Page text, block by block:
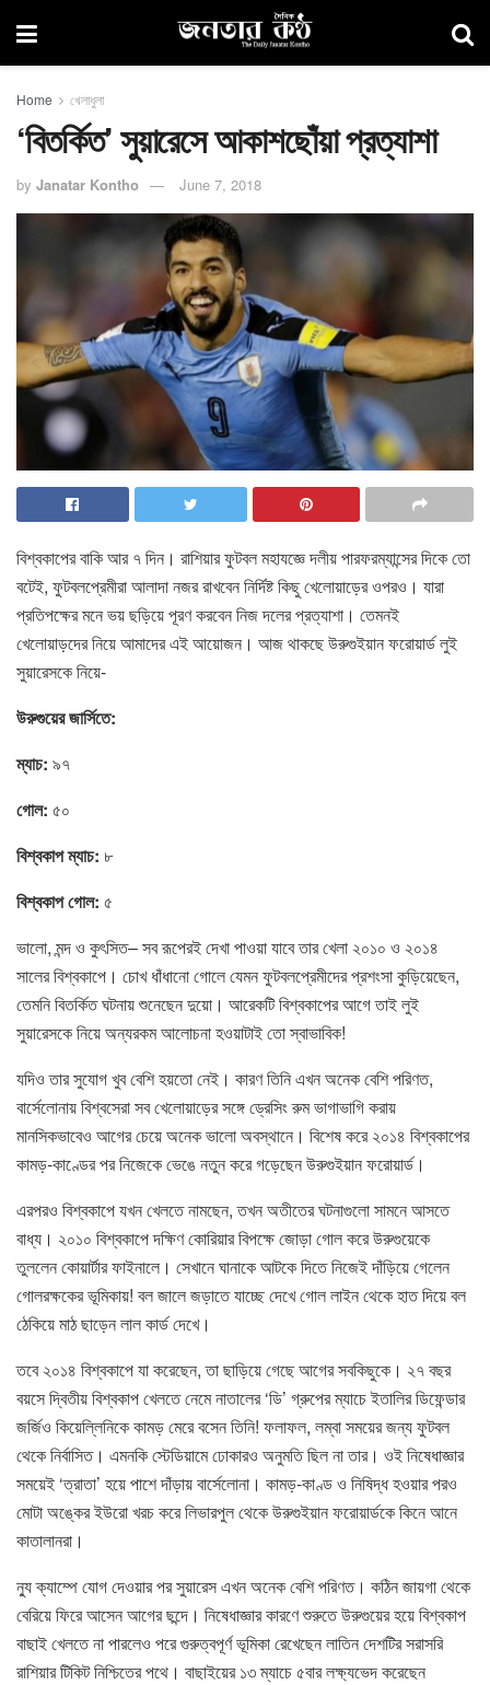
Home খেলাধুলা
‘বিতর্কিত’ সুয়ারেসে আকাশছোঁয়া প্রত্যাশা
by Janatar Kontho June 7, 2018
বিশ্বকাপের বাকি আর ৭ ‍দিন। রাশিয়ার ফুটবল মহাযজ্ঞে দলীয় পারফরম্যান্সের দিকে তো
বটেই, ফুটবলপ্রেমীরা আলাদা নজর রাখবেন নির্দিষ্ট কিছু খেলোয়াড়ের ওপরও। যারা
প্রতিপক্ষের মনে ভয় ছড়িয়ে পূরণ করবেন নিজ দলের প্রত্যাশা। তেমনই
খেলোয়াড়দের নিয়ে আমাদের এই আয়োজন। আজ থাকছে উরুগুইয়ান ফরোয়ার্ড লুই
সুয়ারেসকে নিয়ে-
উরুগুয়ের জার্সিতে:
ম্যাচ: ৯৭
গোল: ৫০
বিশ্বকাপ ম্যাচ: ৮
বিশ্বকাপ গোল: ৫
ভালো, মন্দ ও কুৎসিত– সব রূপেরই দেখা পাওয়া যাবে তার খেলা ২০১০ ও ২০১৪
সালের বিশ্বকাপে। চোখ ধাঁধানো গোলে যেমন ফুটবলপ্রেমীদের প্রশংসা কুড়িয়েছেন,
তেমনি বিতর্কিত ঘটনায় শুনেছেন দুয়ো। আরেকটি বিশ্বকাপের আগে তাই ‍লুই
সুয়ারেসকে নিয়ে অন্যরকম আলোচনা হওয়াটাই তো স্বাভাবিক!
যদিও তার সুযোগ খুব বেশি হয়তো নেই। কারণ তিনি এখন অনেক বেশি পরিণত,
বার্সেলোনায় বিশ্বসেরা সব খেলোয়াড়ের সঙ্গে ড্রেসিং রুম ভাগাভাগি করায়
মানসিকভাবেও আগের চেয়ে অনেক ভালো অবস্থানে। বিশেষ করে ২০১৪ বিশ্বকাপের
কামড়-কাণ্ডের পর নিজেকে ভেঙে নতুন করে গড়েছেন উরুগুইয়ান ফরোয়ার্ড।
এরপরও বিশ্বকাপে যখন খেলতে নামছেন, তখন অতীতের ঘটনাগুলো সামনে আসতে
বাধ্য। ২০১০ বিশ্বকাপে দক্ষিণ কোরিয়ার বিপক্ষে জোড়া গোল করে উরুগুয়েকে
তুললেন কোয়ার্টার ফাইনালে। সেখানে ঘানাকে আটকে দিতে নিজেই দাঁড়িয়ে গেলেন
গোলরক্ষকের ভূমিকায়! বল জালে জড়াতে যাচ্ছে দেখে গোল লাইন থেকে হাত দিয়ে বল
ঠেকিয়ে মাঠ ছাড়েন লাল কার্ড দেখে।
তবে ২০১৪ বিশ্বকাপে যা করেছেন, তা ছাড়িয়ে গেছে আগের সবকিছুকে। ২৭ বছর
বয়সে দ্বিতীয় বিশ্বকাপ খেলতে নেমে নাতালের ‘ডি’ গ্রুপের ম্যাচে ইতালির ডিফেন্ডার
জর্জিও কিয়েল্লিনিকে কামড় মেরে বসেন তিনি! ফলাফল, লম্বা সময়ের জন্য ফুটবল
থেকে নির্বাসিত। এমনকি স্টেডিয়ামে ঢোকারও অনুমতি ছিল না তার। ওই নিষেধাজ্ঞার
সময়েই ‘ত্রাতা’ হয়ে পাশে দাঁড়ায় বার্সেলোনা। কামড়-কাণ্ড ও নিষিদ্ধ হওয়ার পরও
মোটা অঙ্কের ইউরো খরচ করে লিভারপুল থেকে উরুগুইয়ান ফরোয়ার্ডকে কিনে আনে
কাতালানরা।
ন্যু ক্যাম্পে যোগ দেওয়ার পর সুয়ারেস এখন অনেক বেশি পরিণত। কঠিন জায়গা থেকে
বেরিয়ে ফিরে আসেন আগের ছন্দে। নিষেধাজ্ঞার কারণে শুরুতে উরুগুয়ের হয়ে বিশ্বকাপ
বাছাই খেলতে না পারলেও পরে গুরুত্বপূর্ণ ভূমিকা রেখেছেন লাতিন দেশটির সরাসরি
রাশিয়ার টিকিট নিশ্চিতের পথে। বাছাইয়ের ১৩ ম্যাচে ৫বার লক্ষ্যভেদ করেছেন